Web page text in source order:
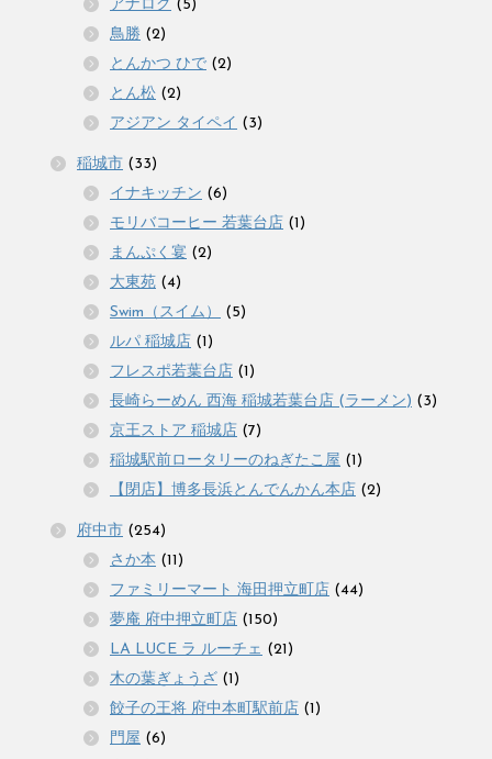
アナログ (5)
鳥勝 (2)
とんかつ ひで (2)
とん松 (2)
アジアン タイペイ (3)
稲城市 (33)
イナキッチン (6)
モリバコーヒー 若葉台店 (1)
まんぷく宴 (2)
大東苑 (4)
Swim（スイム）
(5)
ルパ 稲城店 (1)
フレスポ若葉台店 (1)
長崎らーめん 西海 稲城若葉台店 (ラーメン) (3)
京王ストア 稲城店 (7)
稲城駅前ロータリーのねぎたこ屋 (1)
【閉店】博多長浜とんでんかん本店 (2)
府中市 (254)
さか本 (11)
ファミリーマート 海田押立町店 (44)
夢庵 府中押立町店 (150)
LA LUCE ラ ルーチェ (21)
木の葉ぎょうざ (1)
餃子の王将 府中本町駅前店 (1)
門屋 (6)